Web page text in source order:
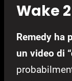
Wake 2
Remedy ha
un video di